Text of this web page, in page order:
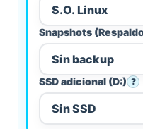
Snapshots
SSD adicional (D:) ?